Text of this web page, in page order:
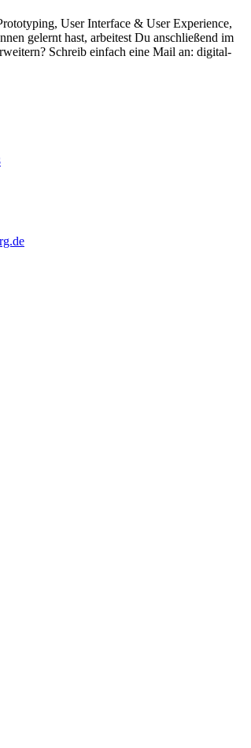
User Interface & User Experience,
gelernt hast, arbeitest Du anschließend im
Schreib einfach eine Mail an: digital-